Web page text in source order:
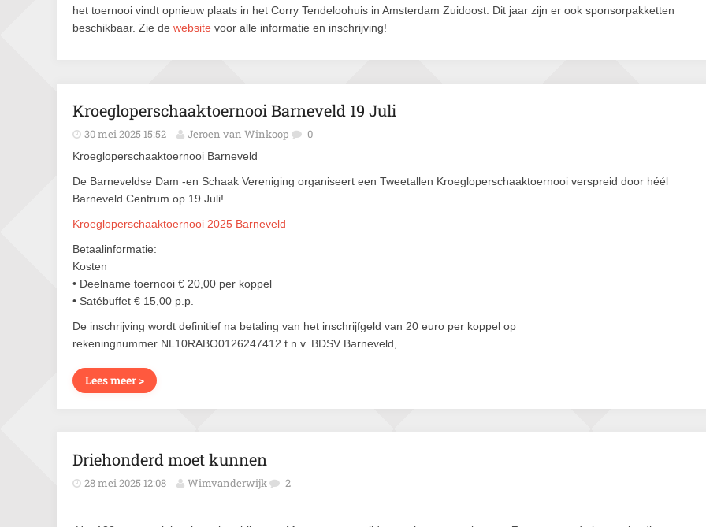
het toernooi vindt opnieuw plaats in het Corry Tendeloohuis in Amsterdam Zuidoost. Dit jaar zijn er ook sponsorpakketten
beschikbaar. Zie de website voor alle informatie en inschrijving!
Kroegloperschaaktoernooi Barneveld 19 Juli
30 mei 2025 15:52 Jeroen van Winkoop 0
Kroegloperschaaktoernooi Barneveld
De Barneveldse Dam -en Schaak Vereniging organiseert een Tweetallen Kroegloperschaaktoernooi verspreid door héél
Barneveld Centrum op 19 Juli!
Kroegloperschaaktoernooi 2025 Barneveld
Betaalinformatie:
Kosten
• Deelname toernooi € 20,00 per koppel
• Satébuffet € 15,00 p.p.
De inschrijving wordt definitief na betaling van het inschrijfgeld van 20 euro per koppel op
rekeningnummer NL10RABO0126247412 t.n.v. BDSV Barneveld,
Lees meer >
Driehonderd moet kunnen
28 mei 2025 12:08 Wimvanderwijk 2